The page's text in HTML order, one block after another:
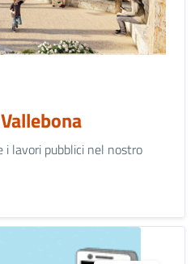
i lavori pubblici nel nostro